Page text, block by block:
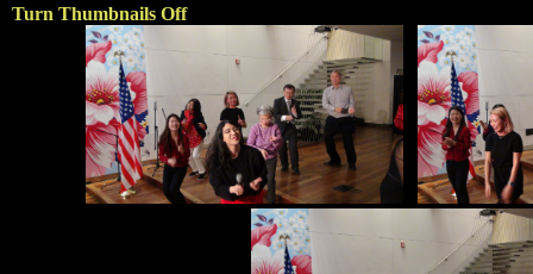
Turn Thumbnails Off